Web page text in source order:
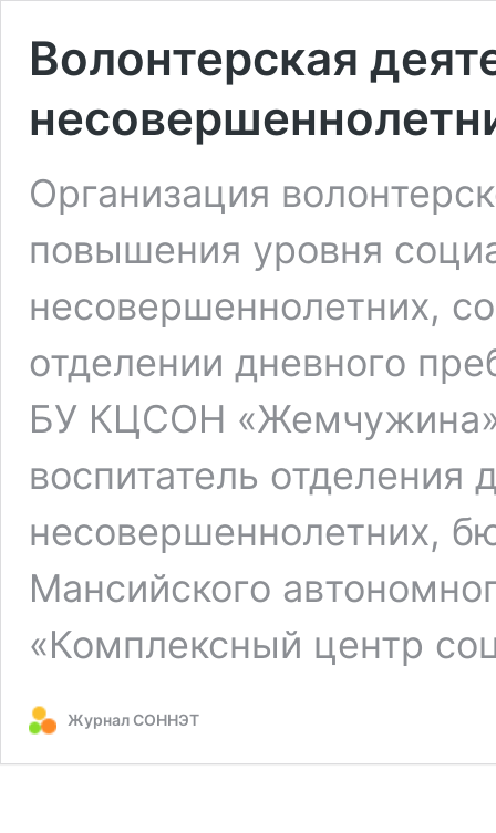
Волонтерская
Организация
повышения уровня
несовершеннолетних,
отделении дневного
БУ КЦСОН
воспитатель отделения
несовершеннолетних,
Мансийского
«Комплексный центр
Журнал СОННЭТ